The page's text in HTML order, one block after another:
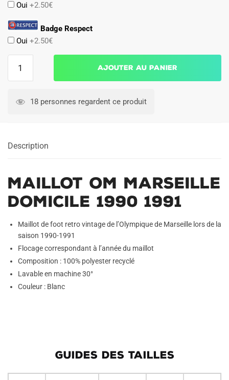
Oui +2.50€
Badge Respect
Oui +2.50€
1991
Ajouter au panier
18 personnes regardent ce produit
Description
Maillot OM Marseille
Domicile 1990 1991
Maillot de foot retro vintage de l’Olympique de Marseille lors de la
saison 1990-1991
Flocage correspondant à l’année du maillot
Composition : 100% polyester recyclé
Lavable en machine 30°
Couleur : Blanc
GUIDES DES TAILLES